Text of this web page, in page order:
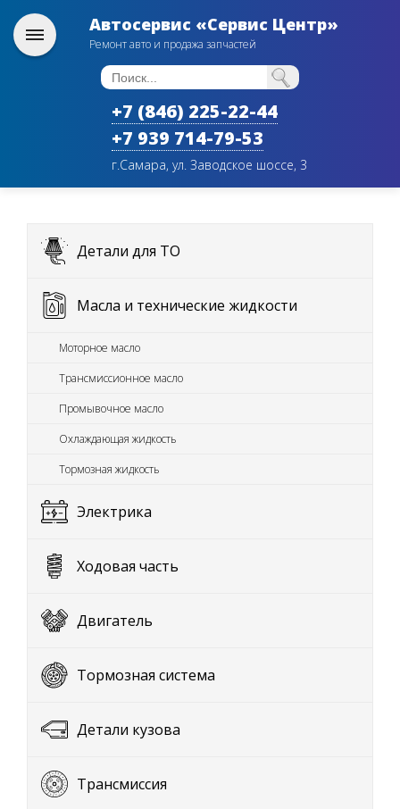
Автосервис «Сервис Центр»
Ремонт авто и продажа запчастей
+7 (846) 225-22-44
+7 939 714-79-53
г.Самара, ул. Заводское шоссе, 3
Детали для ТО
Масла и технические жидкости
Моторное масло
Трансмиссионное масло
Промывочное масло
Охлаждающая жидкость
Тормозная жидкость
Электрика
Ходовая часть
Двигатель
Тормозная система
Детали кузова
Трансмиссия